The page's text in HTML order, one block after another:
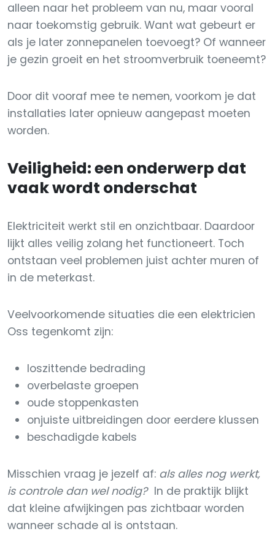
alleen naar het probleem van nu, maar vooral
naar toekomstig gebruik. Want wat gebeurt er
als je later zonnepanelen toevoegt? Of wanneer
je gezin groeit en het stroomverbruik toeneemt?
Door dit vooraf mee te nemen, voorkom je dat
installaties later opnieuw aangepast moeten
worden.
Veiligheid: een onderwerp dat
vaak wordt onderschat
Elektriciteit werkt stil en onzichtbaar. Daardoor
lijkt alles veilig zolang het functioneert. Toch
ontstaan veel problemen juist achter muren of
in de meterkast.
Veelvoorkomende situaties die een elektricien
Oss tegenkomt zijn:
loszittende bedrading
overbelaste groepen
oude stoppenkasten
onjuiste uitbreidingen door eerdere klussen
beschadigde kabels
Misschien vraag je jezelf af: als alles nog werkt,
is controle dan wel nodig?In de praktijk blijkt
dat kleine afwijkingen pas zichtbaar worden
wanneer schade al is ontstaan.